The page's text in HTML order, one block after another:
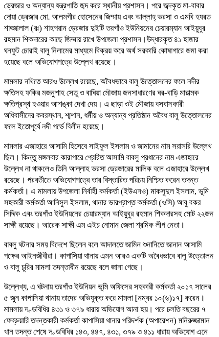
ড্রেজার ও অন্যান্য যন্ত্রপাতি জব্দ করে স্থানীয় প্রশাসন। পরে জব্দকৃত মা-বাবার
দোয়া ড্রেজার মো. আলমগীর হোসেনের জিম্মায় এবং আল্লাহ্ ভরসা ও এমবি হযরত
শাহ্জালাল (রঃ) শাহপরান ড্রেজার দুইটি তরগাঁও ইউনিয়নের চেয়ারম্যান আইয়ুবুর
রহমান শিকদারের কাছে জিম্মায় রাখে উপজেলা প্রশাসন।উদ্ধারকৃত ৪১ হাজার
ঘনফুট চোরাই বালু নিলামের মাধ্যমে বিক্রয় করে অর্থ সরকারি কোষাগারে জমা করা
হয়েছে বলে অভিযোগপত্রে উল্লেখ রয়েছে।
মামলার নথিতে আরও উল্লেখ রয়েছে, অবৈধভাবে বালু উত্তোলনের ফলে নদীর
ক্ষতিসহ ফকির মজনুশাহ সেতু ও বাঘিয়া মৌজায় জনসাধারণের ঘর-বাড়ি মারাত্মক
ক্ষতিগ্রস্থ হওয়ার আশঙ্কা দেখা দেয়। এ ছাড়া ওই মৌজায় বসবাসকারী
অধিবাসীদের কবরস্থান, শ্মশান, ধর্মীয় ও অন্যান্য প্রতিষ্ঠান অবৈধ বালু উত্তোলনের
ফলে ইতোপূর্বে নদী গর্ভে বিলীন হয়েছে।
মামলার এজাহারে আসামি হিসেবে সাইফুল ইসলাম ও জামানের নাম সরাসরি উল্লেখ
ছিল। কিন্তু মঙ্গলবার কারাগারে প্রেরিত আসামি বাবলু প্রধানের নাম এজাহারে
উল্লেখ না থাকলেও তিনি আল্লাহ ভরসা ড্রেজারের মালিক বলে এজাহারে উল্লেখ
রয়েছে। পরবর্তীতে অভিযোগপত্রে তার বিস্তারিত পরিচয় নিশ্চিত করেন তদন্ত
কর্মকর্তা। এ মামলায় উপজেলা নির্বাহী কর্মকর্তা (ইউএনও) মাকসুদুল ইসলাম, ভূমি
সহকারী কর্মকর্তা আনিসুল ইসলাম, থানার ভারপ্রাপ্ত কর্মকর্তা (ওসি) আবু বকর
সিদ্দিক এবং তরগাঁও ইউনিয়নের চেয়ারম্যান আইয়ুবুর রহমান শিকদারসহ মোট ২২জন
সাক্ষী রয়েছে। আরেক সাক্ষী এম এইচ নোমান জেলা শ্রমিক লীগ নেতা।
বাবলু ঘটনার সময় বিদেশে ছিলেন বলে আদালতে জামিন শুনানিতে জানান আসামি
পক্ষের আইনজীবীরা। কাপাসিয়া থানায় এমন আরও একটি অবৈধভাবে বালু উত্তোলন
ও বালু চুরির মামলা তদন্তাধীন রয়েছে বলে জানা গেছে।
উল্লেখ্য, এ ঘটনায় তরগাঁও ইউনিয়ন ভূমি অফিসের সহকারী কর্মকর্তা ২০১৭ সালের
৫ জুন কাপাসিয়া থানায় তাদের অভিযুক্ত করে মামলা [নম্বর ১০(৬)১৭] করেন।
মামলায় দণ্ডবিধির ৪৩১ ও ৩৭৯ ধারায় অভিযোগ আনা হয়। পরে চলতি বছরের ৭
ফেব্রুয়ারি তদন্তকারী কর্মকর্তা কাপাসিয়া থানার পরিদর্শক (অপারেশন) মনিরুজ্জামান
খান তদন্ত শেষে দণ্ডবিধির ১৪৩, ৪৪৭, ৪৩১, ৩৭৯ ও ৪১১ ধারায় অভিযোগ এনে